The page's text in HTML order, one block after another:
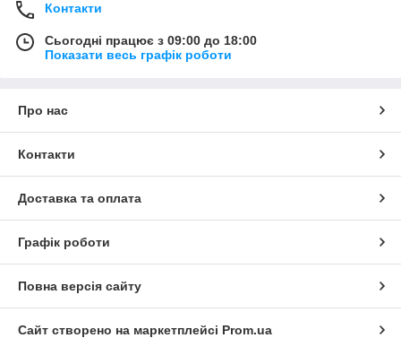
Контакти
Сьогодні працює з 09:00 до 18:00
Показати весь графік роботи
Про нас
Контакти
Доставка та оплата
Графік роботи
Повна версія сайту
Сайт створено на маркетплейсі Prom.ua